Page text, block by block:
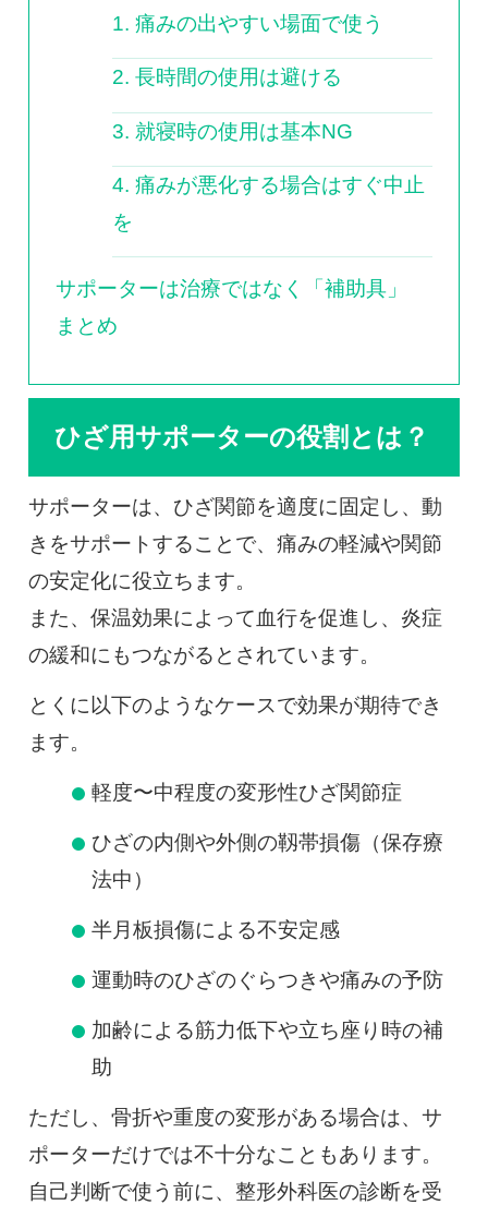
1. 痛みの出やすい場面で使う
2. 長時間の使用は避ける
3. 就寝時の使用は基本NG
4. 痛みが悪化する場合はすぐ中止
を
サポーターは治療ではなく「補助具」
まとめ
ひざ用サポーターの役割とは？
サポーターは、ひざ関節を適度に固定し、動
きをサポートすることで、痛みの軽減や関節
の安定化に役立ちます。
また、保温効果によって血行を促進し、炎症
の緩和にもつながるとされています。
とくに以下のようなケースで効果が期待でき
ます。
軽度〜中程度の変形性ひざ関節症
ひざの内側や外側の靱帯損傷（保存療
法中）
半月板損傷による不安定感
運動時のひざのぐらつきや痛みの予防
加齢による筋力低下や立ち座り時の補
助
ただし、骨折や重度の変形がある場合は、サ
ポーターだけでは不十分なこともあります。
自己判断で使う前に、整形外科医の診断を受